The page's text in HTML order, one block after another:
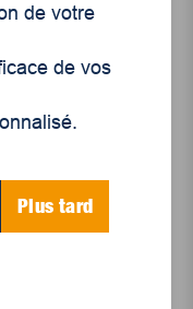
de votre
de vos
Plus tard